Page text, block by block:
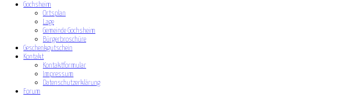
Gochsheim
Ortsplan
Lage
Gemeinde Gochsheim
Bürgerbroschüre
Geschenkgutschein
Kontakt
Kontaktformular
Impressum
Datenschutzerklärung
Forum